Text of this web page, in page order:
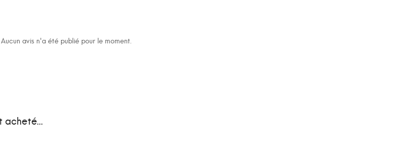
Aucun avis n'a été publié pour le moment.